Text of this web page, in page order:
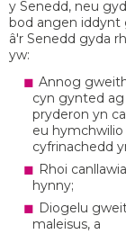
y Senedd, neu
bod angen
â'r Senedd gyda
yw:
Annog
cyn gynted
pryderon yn
eu
cyfrinachedd
Rhoi
hynny;
Diogelu
maleisus, a